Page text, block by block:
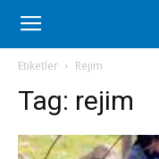
Romanya
Haber
Etiketler Rejim
Tag: rejim